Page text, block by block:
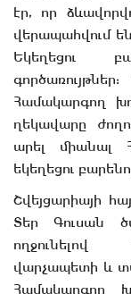
էր, որ
վերապահվում
Եկեղեցու
Համակարգող
ղեկավարը
արել միանալ
եկեղեցու
Շվեյցարիայի
Տեր Գուսան
ողջունելով
վարչապետի և
Համակարգող